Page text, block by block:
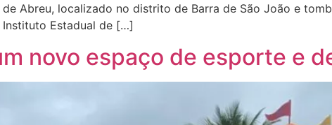
Abreu, localizado no distrito de Barra de São João e
Estadual de […]
novo espaço de esporte e